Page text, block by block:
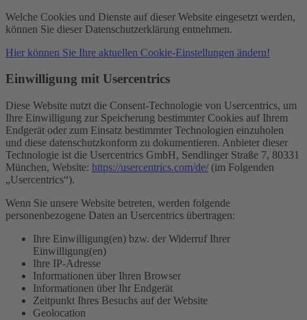
Welche Cookies und Dienste auf dieser Website eingesetzt werden,
können Sie dieser Datenschutzerklärung entnehmen.
Hier können Sie Ihre aktuellen Cookie-Einstellungen ändern!
Einwilligung mit Usercentrics
Diese Website nutzt die Consent-Technologie von Usercentrics, um
Ihre Einwilligung zur Speicherung bestimmter Cookies auf Ihrem
Endgerät oder zum Einsatz bestimmter Technologien einzuholen
und diese datenschutzkonform zu dokumentieren. Anbieter dieser
Technologie ist die Usercentrics GmbH, Sendlinger Straße 7, 80331
München, Website: https://usercentrics.com/de/ (im Folgenden
„Usercentrics“).
Wenn Sie unsere Website betreten, werden folgende
personenbezogene Daten an Usercentrics übertragen:
Ihre Einwilligung(en) bzw. der Widerruf Ihrer
Einwilligung(en)
Ihre IP-Adresse
Informationen über Ihren Browser
Informationen über Ihr Endgerät
Zeitpunkt Ihres Besuchs auf der Website
Geolocation